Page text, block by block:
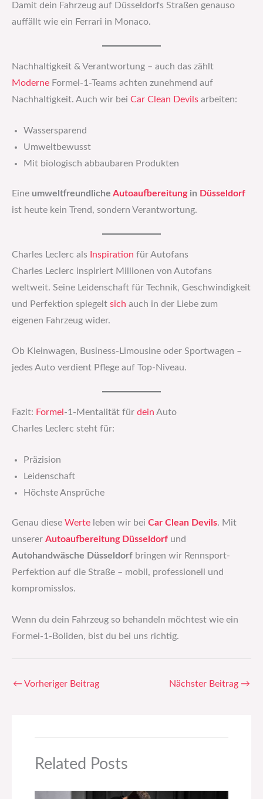
Damit dein Fahrzeug auf Düsseldorfs Straßen genauso
auffällt wie ein Ferrari in Monaco.
Nachhaltigkeit & Verantwortung – auch das zählt
Moderne Formel-1-Teams achten zunehmend auf
Nachhaltigkeit. Auch wir bei Car Clean Devils arbeiten:
Wassersparend
Umweltbewusst
Mit biologisch abbaubaren Produkten
Eine umweltfreundliche Autoaufbereitungin Düsseldorf
ist heute kein Trend, sondern Verantwortung.
Charles Leclerc als Inspiration für Autofans
Charles Leclerc inspiriert Millionen von Autofans
weltweit. Seine Leidenschaft für Technik, Geschwindigkeit
und Perfektion spiegelt sich auch in der Liebe zum
eigenen Fahrzeug wider.
Ob Kleinwagen, Business-Limousine oder Sportwagen –
jedes Auto verdient Pflege auf Top-Niveau.
Fazit: Formel -1-Mentalität für dein Auto
Charles Leclerc steht für:
Präzision
Leidenschaft
Höchste Ansprüche
Genau diese Werte leben wir bei Car Clean Devils. Mit
unserer Autoaufbereitung Düsseldorf und
Autohandwäsche Düsseldorf bringen wir Rennsport-
Perfektion auf die Straße – mobil, professionell und
kompromisslos.
Wenn du dein Fahrzeug so behandeln möchtest wie ein
Formel-1-Boliden, bist du bei uns richtig.
← Vorheriger Beitrag Nächster Beitrag →
Related Posts